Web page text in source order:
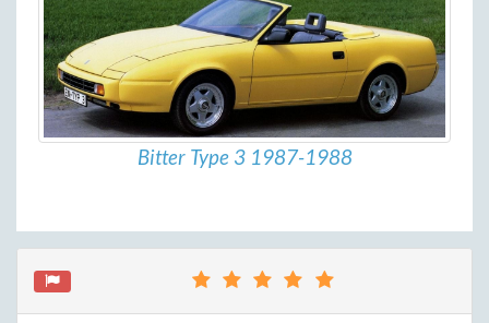
Bitter Type 3 1987-1988